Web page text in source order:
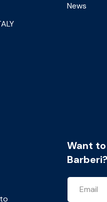
News
Want
Barberi?